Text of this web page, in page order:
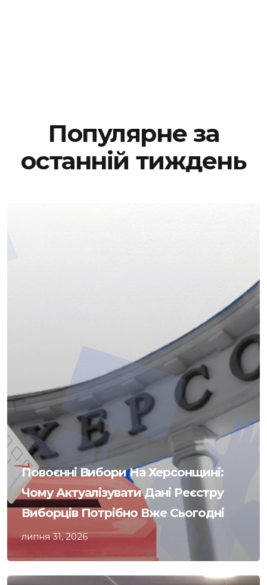
Популярне за
останній тиждень
Повоєнні Вибори На Херсонщині:
Чому Актуалізувати Дані Реєстру
Виборців Потрібно Вже Сьогодні
липня 31, 2026